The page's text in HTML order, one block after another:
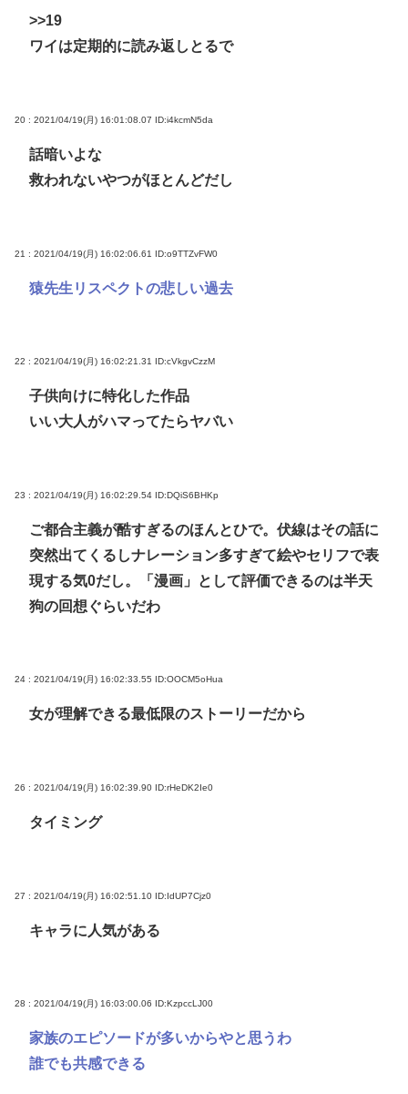
>>19
ワイは定期的に読み返しとるで
20 : 2021/04/19(月) 16:01:08.07 ID:i4kcmN5da
話暗いよな
救われないやつがほとんどだし
21 : 2021/04/19(月) 16:02:06.61 ID:o9TTZvFW0
猿先生リスペクトの悲しい過去
22 : 2021/04/19(月) 16:02:21.31 ID:cVkgvCzzM
子供向けに特化した作品
いい大人がハマってたらヤバい
23 : 2021/04/19(月) 16:02:29.54 ID:DQiS6BHKp
ご都合主義が酷すぎるのほんとひで。伏線はその話に
突然出てくるしナレーション多すぎて絵やセリフで表
現する気0だし。「漫画」として評価できるのは半天
狗の回想ぐらいだわ
24 : 2021/04/19(月) 16:02:33.55 ID:OOCM5oHua
女が理解できる最低限のストーリーだから
26 : 2021/04/19(月) 16:02:39.90 ID:rHeDK2Ie0
タイミング
27 : 2021/04/19(月) 16:02:51.10 ID:IdUP7Cjz0
キャラに人気がある
28 : 2021/04/19(月) 16:03:00.06 ID:KzpccLJ00
家族のエピソードが多いからやと思うわ
誰でも共感できる